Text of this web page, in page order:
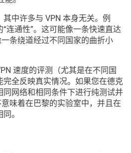
中许多与 VPN 本身无关。例
连通性”。这可能像一条快速直达
条绕道经过不同国家的曲折小
速度的评测（尤其是在不同国
完全反映真实情况。如果您在德克
网络和相同条件下进行纯测试并
味着在巴黎的实验室中，并且在
。